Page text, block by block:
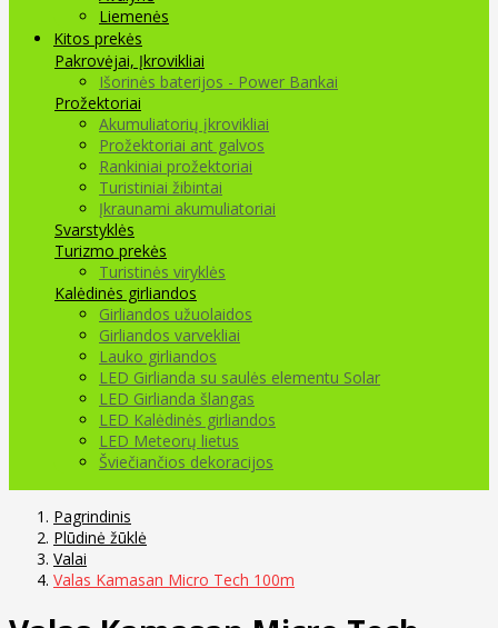
Liemenės
Kitos prekės
Pakrovėjai, Įkrovikliai
Išorinės baterijos - Power Bankai
Prožektoriai
Akumuliatorių įkrovikliai
Prožektoriai ant galvos
Rankiniai prožektoriai
Turistiniai žibintai
Įkraunami akumuliatoriai
Svarstyklės
Turizmo prekės
Turistinės viryklės
Kalėdinės girliandos
Girliandos užuolaidos
Girliandos varvekliai
Lauko girliandos
LED Girlianda su saulės elementu Solar
LED Girlianda šlangas
LED Kalėdinės girliandos
LED Meteorų lietus
Šviečiančios dekoracijos
Pagrindinis
Plūdinė žūklė
Valai
Valas Kamasan Micro Tech 100m